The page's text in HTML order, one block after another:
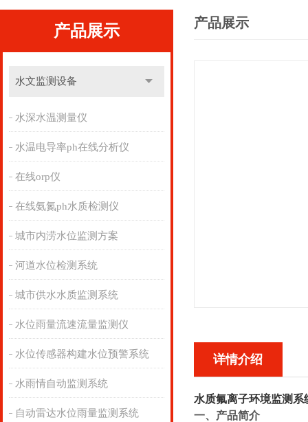
产品展示
水文监测设备
水深水温测量仪
水温电导率ph在线分析仪
在线orp仪
在线氨氮ph水质检测仪
城市内涝水位监测方案
河道水位检测系统
城市供水水质监测系统
水位雨量流速流量监测仪
水位传感器构建水位预警系统
水雨情自动监测系统
自动雷达水位雨量监测系统
产品展示
详情介绍
水质氟离子环境监测系
一、产品简介